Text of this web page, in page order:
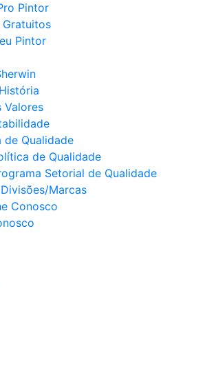
Pintor
Gratuitos
Pintor
Valores
de Qualidade
de Qualidade
Setorial de Qualidade
Marcas
Conosco